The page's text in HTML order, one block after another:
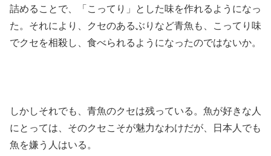
詰めることで、「こってり」とした味を作れるようになっ
た。それにより、クセのあるぶりなど青魚も、こってり味
でクセを相殺し、食べられるようになったのではないか。
しかしそれでも、青魚のクセは残っている。魚が好きな人
にとっては、そのクセこそが魅力なわけだが、日本人でも
魚を嫌う人はいる。